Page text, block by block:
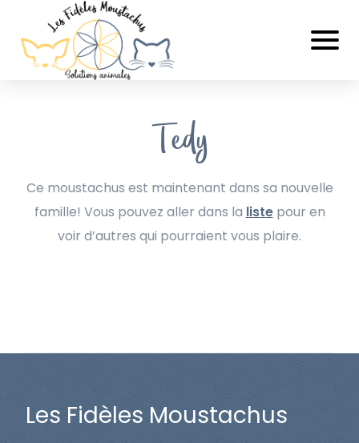
Tedy
Ce moustachus est maintenant dans sa nouvelle
famille! Vous pouvez aller dans la listepour en
voir d’autres qui pourraient vous plaire.
Les Fidèles Moustachus